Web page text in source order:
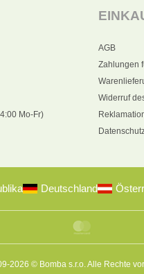
Mo-Fr)
AGB
Zahlungen
Widerruf
Deutschland
2026 © Bomba s.r.o.Alle Rechte